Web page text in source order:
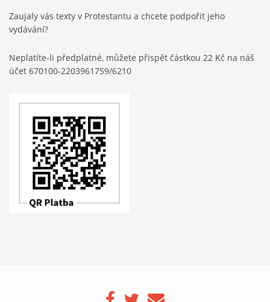
Zaujaly vás texty v Protestantu a chcete podpořit jeho
vydávání?
Neplatíte-li předplatné, můžete přispět částkou 22 Kč na náš
účet 670100-2203961759/6210